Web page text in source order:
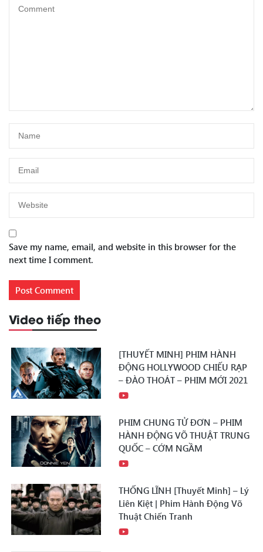
Save my name, email, and website in this browser for the
next time I comment.
Video tiếp theo
[THUYẾT MINH] PHIM HÀNH
ĐỘNG HOLLYWOOD CHIẾU RẠP
– ĐÀO THOÁT – PHIM MỚI 2021
PHIM CHUNG TỬ ĐƠN – PHIM
HÀNH ĐỘNG VÕ THUẬT TRUNG
QUỐC – CỚM NGẦM
THỐNG LĨNH [Thuyết Minh] – Lý
Liên Kiệt | Phim Hành Động Võ
Thuật Chiến Tranh